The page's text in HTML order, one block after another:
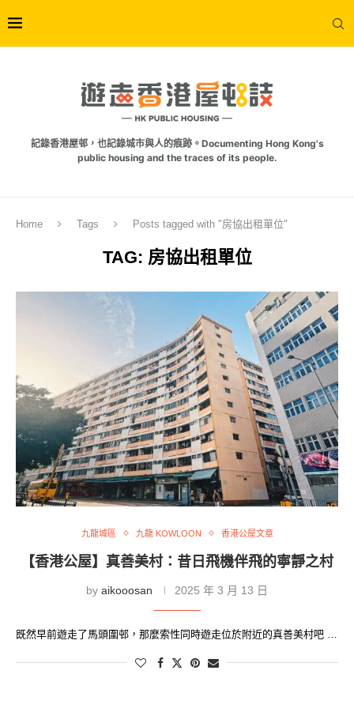
記錄香港屋邨，也記錄城市與人的痕跡。Documenting Hong Kong's
public housing and the traces of its people.
Home Tags Posts tagged with "房協出租單位"
TAG: 房協出租單位
九龍城區 九龍 KOWLOON 香港公屋文章
【香港公屋】真善美村：昔日飛機伴飛的寧靜之村
by aikooosan 2025 年 3 月 13 日
既然早前遊走了馬頭圍邨，那麼索性同時遊走位於附近的真善美村吧 …